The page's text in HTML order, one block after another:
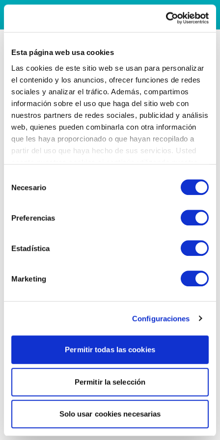
Esta página web usa cookies
Las cookies de este sitio web se usan para personalizar
el contenido y los anuncios, ofrecer funciones de redes
sociales y analizar el tráfico. Además, compartimos
información sobre el uso que haga del sitio web con
nuestros partners de redes sociales, publicidad y análisis
web, quienes pueden combinarla con otra información
que les haya proporcionado o que hayan recopilado a
partir del uso que haya hecho de sus servicios. Usted
Necesario
Preferencias
Estadística
Marketing
Configuraciones
Permitir todas las cookies
Permitir la selección
Solo usar cookies necesarias